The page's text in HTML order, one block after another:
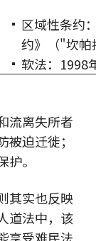
区域性条约
约》（"坎
软法：1998
流离失所者
迫迁徙；
。
其实也反映
道法中，该
享受难民法